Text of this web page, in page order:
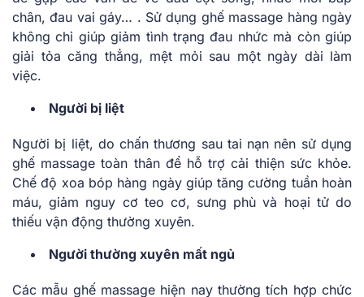
chân, đau vai gáy… . Sử dụng ghế massage hàng ngày
không chỉ giúp giảm tình trạng đau nhức mà còn giúp
giải tỏa căng thẳng, mệt mỏi sau một ngày dài làm
việc.
Người bị liệt
Người bị liệt, do chấn thương sau tai nạn nên sử dụng
ghế massage toàn thân để hỗ trợ cải thiện sức khỏe.
Chế độ xoa bóp hàng ngày giúp tăng cường tuần hoàn
máu, giảm nguy cơ teo cơ, sưng phù và hoại tử do
thiếu vận động thường xuyên.
Người thường xuyên mất ngủ
Các mẫu ghế massage hiện nay thường tích hợp chức